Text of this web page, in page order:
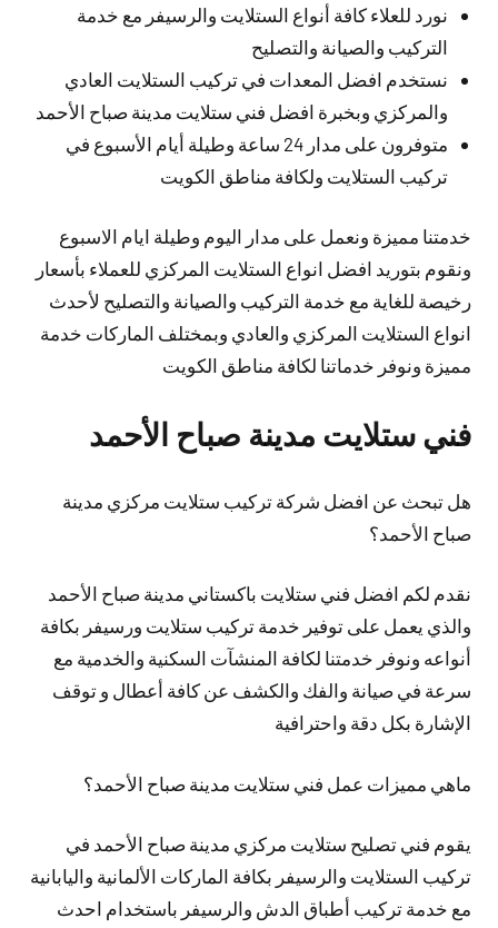
نورد للعلاء كافة أنواع الستلايت والرسيفر مع خدمة
التركيب والصيانة والتصليح
نستخدم افضل المعدات في تركيب الستلايت العادي
والمركزي وبخبرة افضل فني ستلايت مدينة صباح الأحمد
متوفرون على مدار 24 ساعة وطيلة أيام الأسبوع في
تركيب الستلايت ولكافة مناطق الكويت
خدمتنا مميزة ونعمل على مدار اليوم وطيلة ايام الاسبوع
ونقوم بتوريد افضل انواع الستلايت المركزي للعملاء بأسعار
رخيصة للغاية مع خدمة التركيب والصيانة والتصليح لأحدث
انواع الستلايت المركزي والعادي وبمختلف الماركات خدمة
مميزة ونوفر خدماتنا لكافة مناطق الكويت
فني ستلايت مدينة صباح الأحمد
هل تبحث عن افضل شركة تركيب ستلايت مركزي مدينة
صباح الأحمد؟
نقدم لكم افضل فني ستلايت باكستاني مدينة صباح الأحمد
والذي يعمل على توفير خدمة تركيب ستلايت ورسيفر بكافة
أنواعه ونوفر خدمتنا لكافة المنشآت السكنية والخدمية مع
سرعة في صيانة والفك والكشف عن كافة أعطال و توقف
الإشارة بكل دقة واحترافية
ماهي مميزات عمل فني ستلايت مدينة صباح الأحمد؟
يقوم فني تصليح ستلايت مركزي مدينة صباح الأحمد في
تركيب الستلايت والرسيفر بكافة الماركات الألمانية واليابانية
مع خدمة تركيب أطباق الدش والرسيفر باستخدام احدث